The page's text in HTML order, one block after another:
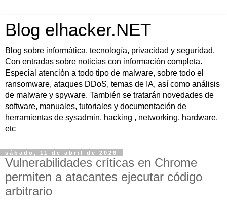
Blog elhacker.NET
Blog sobre informática, tecnología, privacidad y seguridad.
Con entradas sobre noticias con información completa.
Especial atención a todo tipo de malware, sobre todo el
ransomware, ataques DDoS, temas de IA, así como análisis
de malware y spyware. También se tratarán novedades de
software, manuales, tutoriales y documentación de
herramientas de sysadmin, hacking , networking, hardware,
etc
sábado, 11 de abril de 2026
Vulnerabilidades críticas en Chrome
permiten a atacantes ejecutar código
arbitrario